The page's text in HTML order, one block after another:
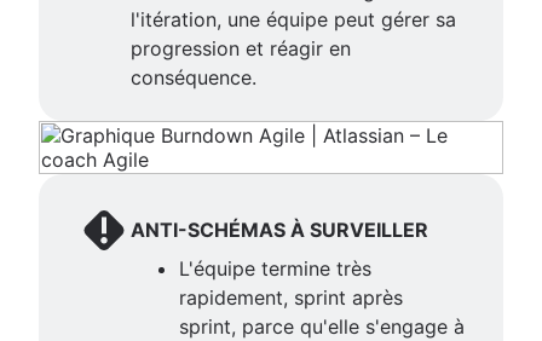
l'itération, une équipe peut gérer sa
progression et réagir en
conséquence.
ANTI-SCHÉMAS À SURVEILLER
L'équipe termine très
rapidement, sprint après
sprint, parce qu'elle s'engage à